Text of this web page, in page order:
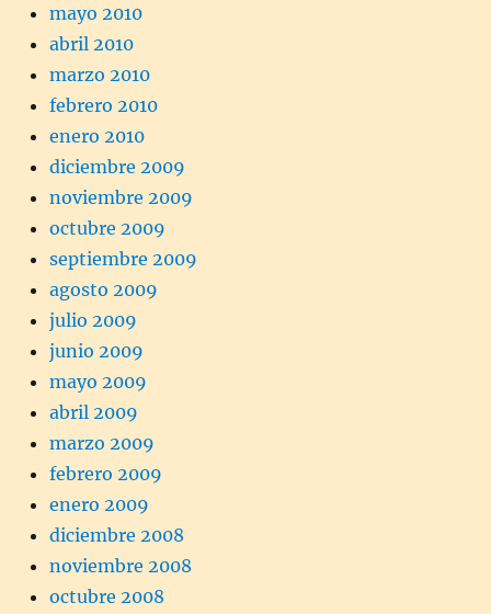
mayo 2010
abril 2010
marzo 2010
febrero 2010
enero 2010
diciembre 2009
noviembre 2009
octubre 2009
septiembre 2009
agosto 2009
julio 2009
junio 2009
mayo 2009
abril 2009
marzo 2009
febrero 2009
enero 2009
diciembre 2008
noviembre 2008
octubre 2008